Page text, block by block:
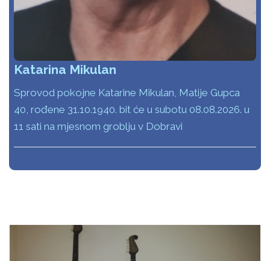
Katarina Mikulan
Sprovod pokojne Katarine Mikulan, Matije Gupca
40, rođene 31.10.1940. bit će u subotu 08.08.2026. u
11 sati na mjesnom groblju v Dobravi